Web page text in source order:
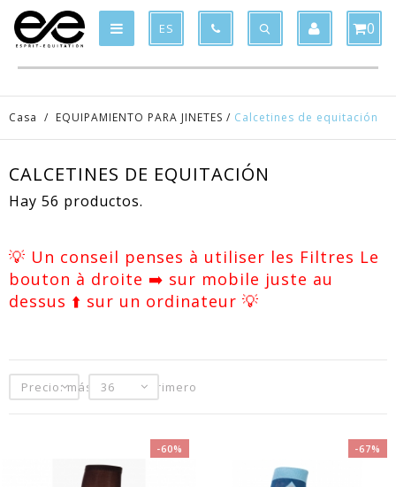
ES 0
Casa / EQUIPAMIENTO PARA JINETES / Calcetines de equitación
CALCETINES DE EQUITACIÓN
Hay 56 productos.
💡 Un conseil penses à utiliser les Filtres Le
bouton à droite ➡️ sur mobile juste au
dessus ⬆️ sur un ordinateur 💡
Precio: más baratos primero
36
-60% -67%
Product added to the cart x
Product deleted from the cart x